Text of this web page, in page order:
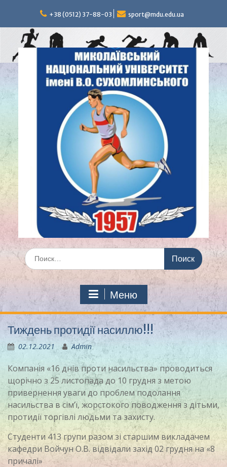
содержимому
+38 (0512) 37-88-03 sport@mdu.edu.ua
Искать:
Меню
Тиждень протидії насиллю!!!
02.12.2021 Admin
Компанія «16 днів проти насильства» проводиться
щорічно з 25 листопада до 10 грудня з метою
привернення уваги до проблем подолання
насильства в сім’ї, жорстокого поводження з дітьми,
протидії торгівлі людьми та захисту.
Студенти 413 групи разом зі старшим викладачем
кафедри Войчун О.В. відвідали захід 02 грудня на «8
причалі»